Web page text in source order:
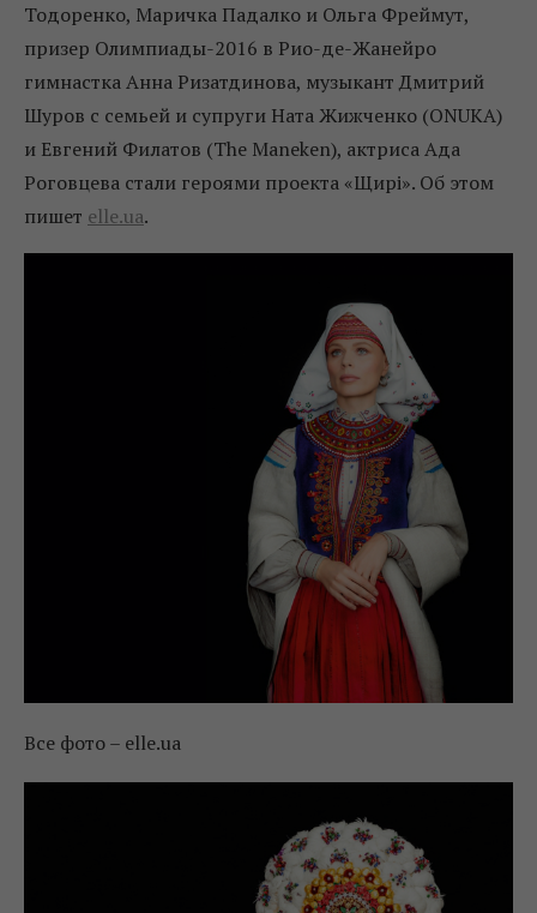
Тодоренко, Маричка Падалко и Ольга Фреймут,
призер Олимпиады-2016 в Рио-де-Жанейро
гимнастка Анна Ризатдинова, музыкант Дмитрий
Шуров с семьей и супруги Ната Жижченко (ONUKA)
и Евгений Филатов (The Maneken), актриса Ада
Роговцева стали героями проекта «Щирі». Об этом
пишет elle.ua.
Все фото – elle.ua